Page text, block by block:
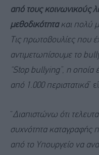
από τους κοινωνικούς
μεθοδικότητακαι πολύ
Τις πρωτοβουλίες που
αντιμετωπίσουμε το
“Stop bullying”, η οποία
από 1.000 περιστατικά”
“Διαπιστώνω ότι
συχνότητα καταγραφής
από το Υπουργείο να